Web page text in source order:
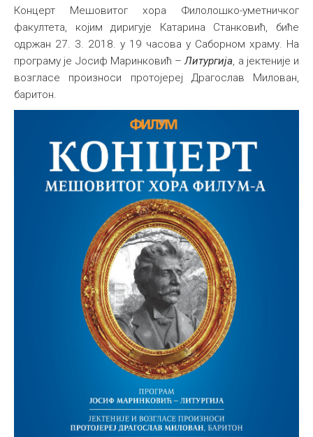
Концерт Мешовитог хора Филолошко-уметничког
факултета, којим диригује Катарина Станковић, биће
одржан 27. 3. 2018. у 19 часова у Саборном храму. На
програму је Јосиф Маринковић –Литургија, a јектеније и
возгласе произноси протојереј Драгослав Милован,
баритон.